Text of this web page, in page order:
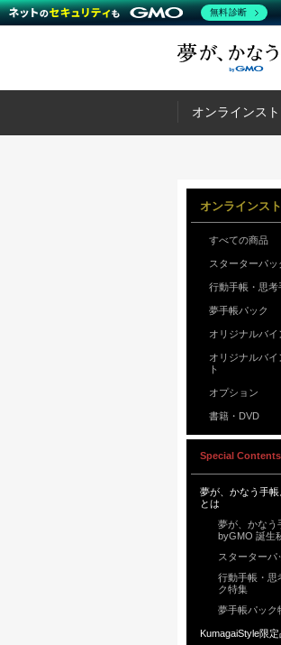
オンラインス
オンラインス
すべての商品
スターターパッ
行動手帳・思考
夢手帳パック
オリジナルバイ
オリジナルバイ
ト
オプション
書籍・DVD
Special Contents
夢が、かなう手
とは
夢が、かなう
byGMO 誕生
スターターパ
行動手帳・思
ク特集
夢手帳パック
KumagaiStyle限
無料診断